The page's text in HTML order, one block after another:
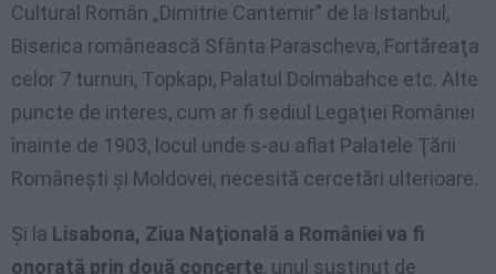
Cultural Român „Dimitrie Cantemir” de la Istanbul,
Biserica românească Sfânta Parascheva, Fortăreaţa
celor 7 turnuri, Topkapi, Palatul Dolmabahce etc. Alte
puncte de interes, cum ar fi sediul Legaţiei României
înainte de 1903, locul unde s-au aflat Palatele Ţării
Româneşti şi Moldovei, necesită cercetări ulterioare.
Şi la Lisabona, Ziua Naţională a României va fi
onorată prin două concerte, unul susţinut de